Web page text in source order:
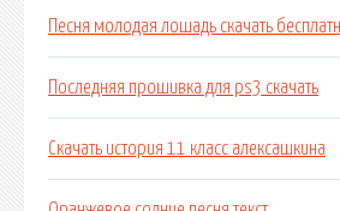
Песня молодая лошадь скачать
Последняя прошивка для ps3 скачать
Скачать история 11 класс алексашкина